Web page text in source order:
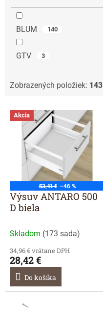
BLUM 140
GTV 3
Zobrazených položiek: 143
V
ý
d
u
v
Akcia
53,41 € –46 %
Výsuv ANTARO 500
D biela
Skladom (173 sada)
34,96 € vrátane DPH
28,42 €
Do košíka